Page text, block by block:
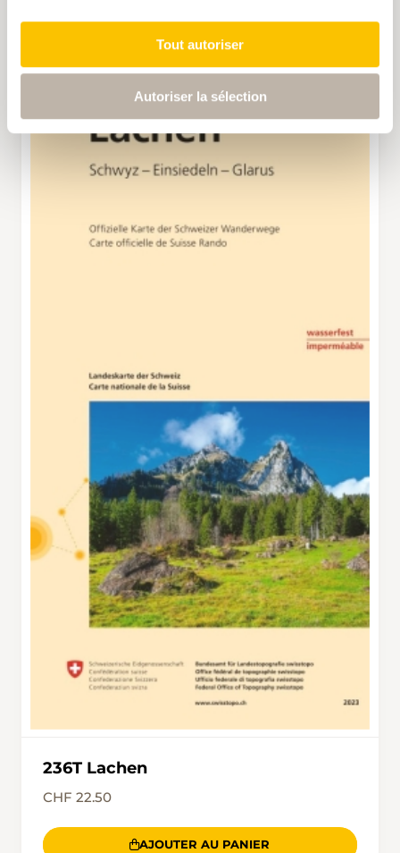
Tout autoriser
Autoriser la sélection
236T Lachen
CHF 22.50
AJOUTER AU PANIER